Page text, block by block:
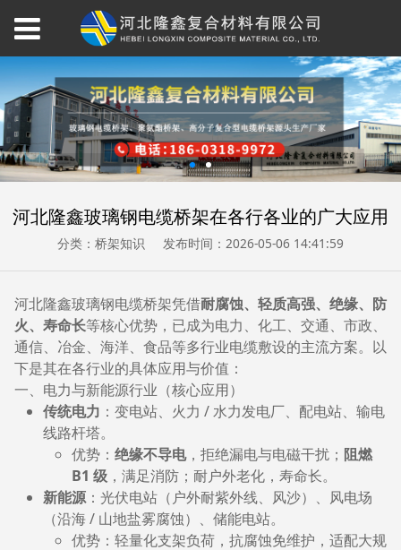
河北隆鑫玻璃钢电缆桥架在各行各业的广大应用
分类：桥架知识 发布时间：2026-05-06 14:41:59
河北隆鑫玻璃钢电缆桥架凭借耐腐蚀、轻质高强、绝缘、防
火、寿命长等核心优势，已成为电力、化工、交通、市政、
通信、冶金、海洋、食品等多行业电缆敷设的主流方案。以
下是其在各行业的具体应用与价值：
一、电力与新能源行业（核心应用）
传统电力 ：变电站、火力 / 水力发电厂、配电站、输电
线路杆塔。
优势： 绝缘不导电，拒绝漏电与电磁干扰； 阻燃
B1 级，满足消防；耐户外老化，寿命长。
新能源：光伏电站（户外耐紫外线、风沙）、风电场
（沿海 / 山地盐雾腐蚀）、储能电站。
优势：轻量化支架负荷，抗腐蚀免维护，适配大规